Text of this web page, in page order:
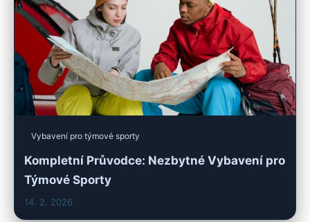
Vybavení pro týmové sporty
Kompletní Průvodce: Nezbytné Vybavení pro
Týmové Sporty
14. 2. 2026